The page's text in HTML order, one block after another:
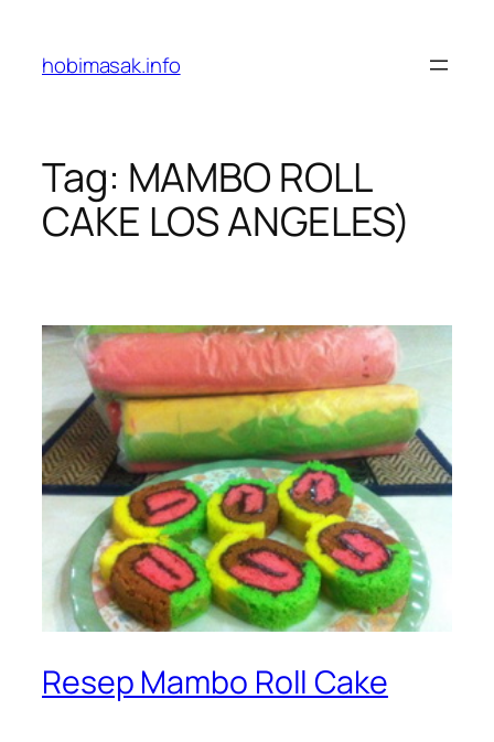
content
hobimasak.info
Tag: MAMBO ROLL
CAKE LOS ANGELES)
Resep Mambo Roll Cake